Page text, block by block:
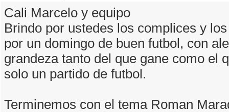
Cali Marcelo y equipo
Brindo por ustedes los complices y
por un domingo de buen futbol, con
grandeza tanto del que gane como el
solo un partido de futbol.
Terminemos con el tema Roman